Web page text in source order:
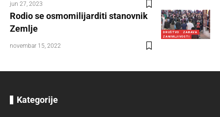
jun 27, 2023
DRUŠTVO
ZABAVA
ZANIMLJIVOSTI
Rodio se osmomilijarditi stanovnik
Zemlje
novembar 15, 2022
Kategorije